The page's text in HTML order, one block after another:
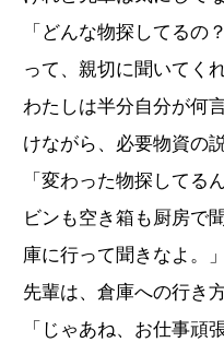
「どんな物探してるの？
って、親切に聞いてく
わたしは半分自分が何
けながら、必要物資の
「変わった物探してる
ビンも空き箱も厨房で
庫に行って聞きなよ。」
先輩は、倉庫への行き
「じゃあね、お仕事頑